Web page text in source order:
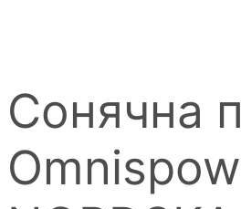
Сонячна